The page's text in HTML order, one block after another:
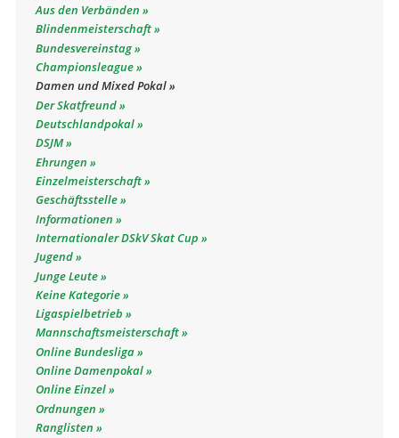
Aus den Verbänden
Blindenmeisterschaft
Bundesvereinstag
Championsleague
Damen und Mixed Pokal
Der Skatfreund
Deutschlandpokal
DSJM
Ehrungen
Einzelmeisterschaft
Geschäftsstelle
Informationen
Internationaler DSkV Skat Cup
Jugend
Junge Leute
Keine Kategorie
Ligaspielbetrieb
Mannschaftsmeisterschaft
Online Bundesliga
Online Damenpokal
Online Einzel
Ordnungen
Ranglisten